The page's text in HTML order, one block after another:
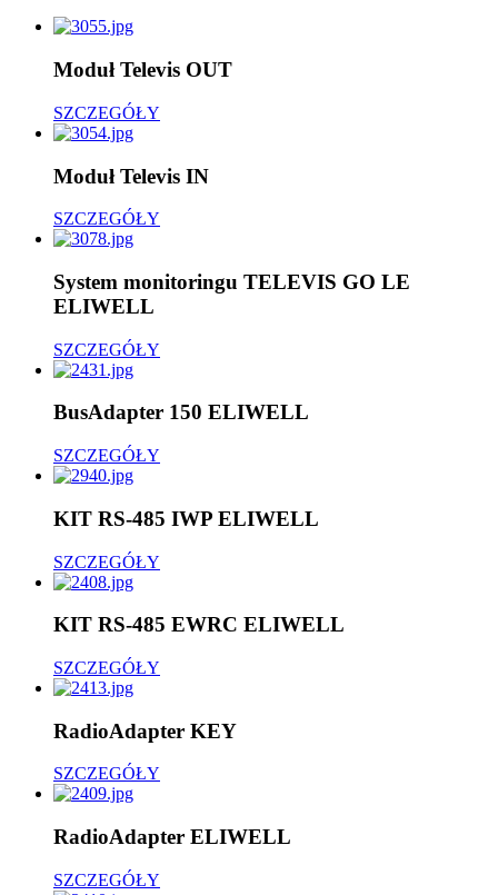
Moduł Televis OUT
SZCZEGÓŁY
Moduł Televis IN
SZCZEGÓŁY
System monitoringu TELEVIS GO LE
ELIWELL
SZCZEGÓŁY
BusAdapter 150 ELIWELL
SZCZEGÓŁY
KIT RS-485 IWP ELIWELL
SZCZEGÓŁY
KIT RS-485 EWRC ELIWELL
SZCZEGÓŁY
RadioAdapter KEY
SZCZEGÓŁY
RadioAdapter ELIWELL
SZCZEGÓŁY